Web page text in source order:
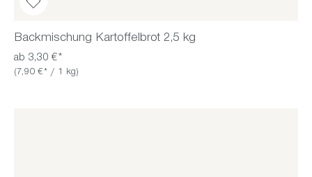
Backmischung Kartoffelbrot 2,5 kg
ab 3,30 €*
(7,90 €* / 1 kg)